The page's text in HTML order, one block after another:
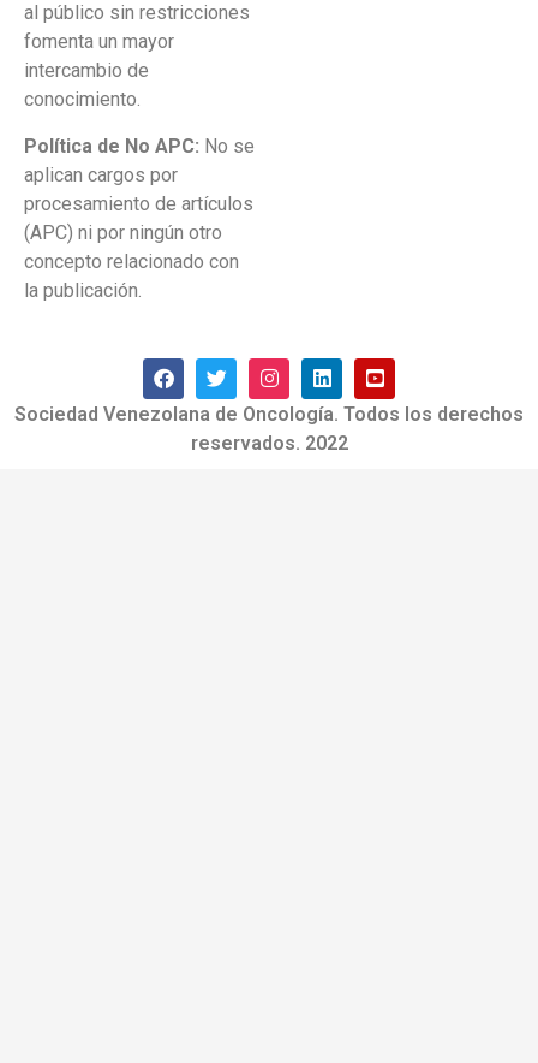
al público sin restricciones
fomenta un mayor
intercambio de
conocimiento.
Política de No APC: No se
aplican cargos por
procesamiento de artículos
(APC) ni por ningún otro
concepto relacionado con
la publicación.
Sociedad Venezolana de Oncología. Todos los derechos
reservados. 2022